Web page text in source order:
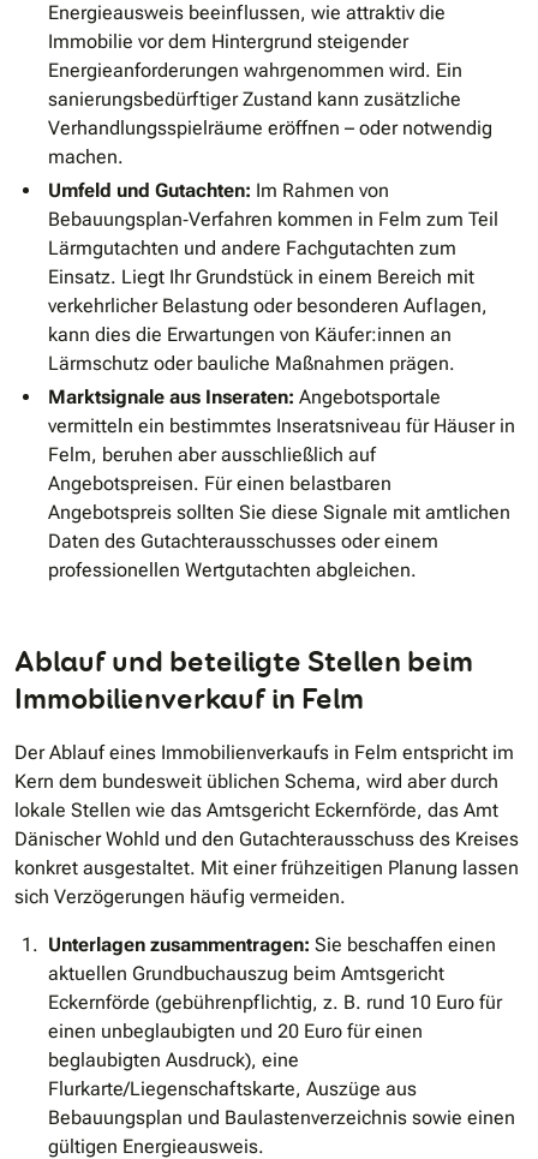
Energieausweis beeinflussen, wie attraktiv die
Immobilie vor dem Hintergrund steigender
Energieanforderungen wahrgenommen wird. Ein
sanierungsbedürftiger Zustand kann zusätzliche
Verhandlungsspielräume eröffnen – oder notwendig
machen.
Umfeld und Gutachten: Im Rahmen von
Bebauungsplan‐Verfahren kommen in Felm zum Teil
Lärmgutachten und andere Fachgutachten zum
Einsatz. Liegt Ihr Grundstück in einem Bereich mit
verkehrlicher Belastung oder besonderen Auflagen,
kann dies die Erwartungen von Käufer:innen an
Lärmschutz oder bauliche Maßnahmen prägen.
Marktsignale aus Inseraten: Angebotsportale
vermitteln ein bestimmtes Inseratsniveau für Häuser in
Felm, beruhen aber ausschließlich auf
Angebotspreisen. Für einen belastbaren
Angebotspreis sollten Sie diese Signale mit amtlichen
Daten des Gutachterausschusses oder einem
professionellen Wertgutachten abgleichen.
Ablauf und beteiligte Stellen beim
Immobilienverkauf in Felm
Der Ablauf eines Immobilienverkaufs in Felm entspricht im
Kern dem bundesweit üblichen Schema, wird aber durch
lokale Stellen wie das Amtsgericht Eckernförde, das Amt
Dänischer Wohld und den Gutachterausschuss des Kreises
konkret ausgestaltet. Mit einer frühzeitigen Planung lassen
sich Verzögerungen häufig vermeiden.
Unterlagen zusammentragen: Sie beschaffen einen
aktuellen Grundbuchauszug beim Amtsgericht
Eckernförde (gebührenpflichtig, z. B. rund 10 Euro für
einen unbeglaubigten und 20 Euro für einen
beglaubigten Ausdruck), eine
Flurkarte/Liegenschaftskarte, Auszüge aus
Bebauungsplan und Baulastenverzeichnis sowie einen
gültigen Energieausweis.